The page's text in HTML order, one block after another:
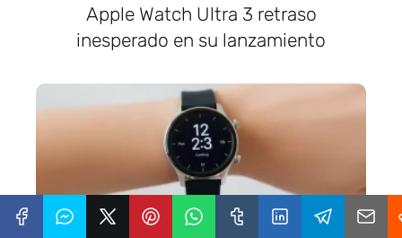
Apple Watch Ultra 3 retraso
inesperado en su lanzamiento